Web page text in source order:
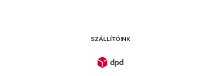
SZÁLLÍTÓINK